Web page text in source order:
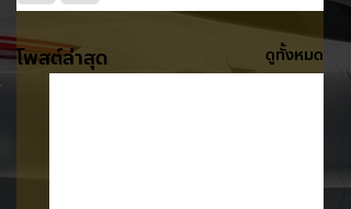
โพสต์ล่าสุด ดูทั้งหมด